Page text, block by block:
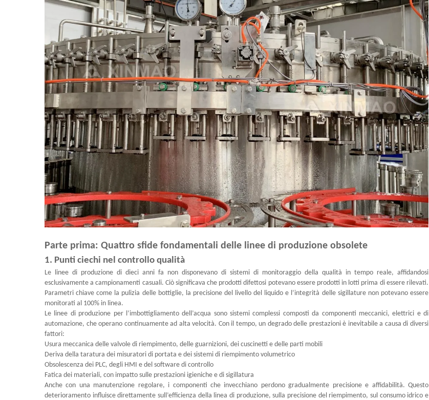
Parte prima: Quattro sfide fondamentali delle linee di produzione obsolete
1. Punti ciechi nel controllo qualità
Le linee di produzione di dieci anni fa non disponevano di sistemi di monitoraggio della qualità in tempo reale, affidandosi
esclusivamente a campionamenti casuali. Ciò significava che prodotti difettosi potevano essere prodotti in lotti prima di essere rilevati.
Parametri chiave come la pulizia delle bottiglie, la precisione del livello del liquido e l’integrità delle sigillature non potevano essere
monitorati al 100% in linea.
Le linee di produzione per l’imbottigliamento dell’acqua sono sistemi complessi composti da componenti meccanici, elettrici e di
automazione, che operano continuamente ad alta velocità. Con il tempo, un degrado delle prestazioni è inevitabile a causa di diversi
fattori:
Usura meccanica delle valvole di riempimento, delle guarnizioni, dei cuscinetti e delle parti mobili
Deriva della taratura dei misuratori di portata e dei sistemi di riempimento volumetrico
Obsolescenza dei PLC, degli HMI e del software di controllo
Fatica dei materiali, con impatto sulle prestazioni igieniche e di sigillatura
Anche con una manutenzione regolare, i componenti che invecchiano perdono gradualmente precisione e affidabilità. Questo
deterioramento influisce direttamente sull’efficienza della linea di produzione, sulla precisione del riempimento, sul consumo idrico e